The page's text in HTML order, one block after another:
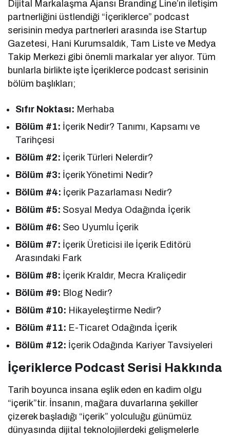
Dijital Markalaşma Ajansı Branding Line’ın iletişim
partnerliğini üstlendiği “İçeriklerce” podcast
serisinin medya partnerleri arasında ise Startup
Gazetesi, Hani Kurumsaldık, Tam Liste ve Medya
Takip Merkezi gibi önemli markalar yer alıyor. Tüm
bunlarla birlikte işte İçeriklerce podcast serisinin
bölüm başlıkları;
Sıfır Noktası: Merhaba
Bölüm #1: İçerik Nedir? Tanımı, Kapsamı ve
Tarihçesi
Bölüm #2: İçerik Türleri Nelerdir?
Bölüm #3: İçerik Yönetimi Nedir?
Bölüm #4: İçerik Pazarlaması Nedir?
Bölüm #5: Sosyal Medya Odağında İçerik
Bölüm #6: Seo Uyumlu İçerik
Bölüm #7: İçerik Üreticisi ile İçerik Editörü
Arasındaki Fark
Bölüm #8: İçerik Kraldır, Mecra Kraliçedir
Bölüm #9: Blog Nedir?
Bölüm #10: Hikayeleştirme Nedir?
Bölüm #11: E-Ticaret Odağında İçerik
Bölüm #12: İçerik Odağında Kariyer Tavsiyeleri
İçeriklerce Podcast Serisi Hakkında
Tarih boyunca insana eşlik eden en kadim olgu
“içerik”tir. İnsanın, mağara duvarlarına şekiller
çizerek başladığı “içerik” yolculuğu günümüz
dünyasında dijital teknolojilerdeki gelişmelerle